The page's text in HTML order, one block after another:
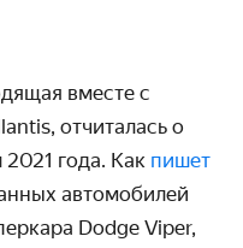
вместе с
отчиталась о
года. Как пишет
авто­мобилей
Dodge Viper,